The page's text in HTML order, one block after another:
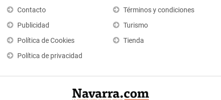
Contacto
Publicidad
Política de Cookies
Política de privacidad
Términos y condiciones
Turismo
Tienda